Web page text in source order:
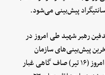
رهبر شهید طی امروز در
پیش‌بینی‌های سازمان
هواشناسی به این شرح است: آسمان مشهد امروز (۱۶ تیر) صاف گاهی غبار